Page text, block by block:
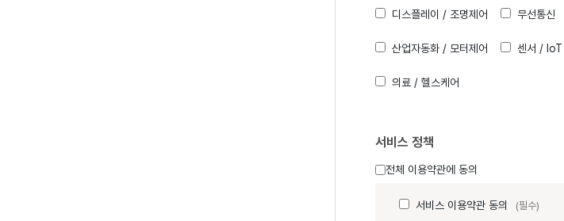
디스플레이 / 조명제어 무선통신
산업자동화 / 모터제어 센서 / IoT
의료 / 헬스케어
서비스 정책
전체 이용약관에 동의
서비스 이용약관 동의 (필수)